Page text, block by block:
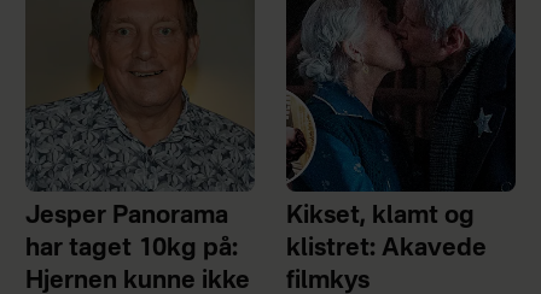
Jesper Panorama
har taget 10kg på:
Hjernen kunne ikke
Kikset, klamt og
klistret: Akavede
filmkys